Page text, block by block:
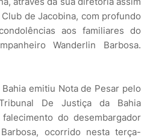
de Jacobina, com profundo
aos familiares do
Wanderlin Barbosa.
emitiu Nota de Pesar pelo
De Justiça da Bahia
do desembargador
ocorrido nesta terça-